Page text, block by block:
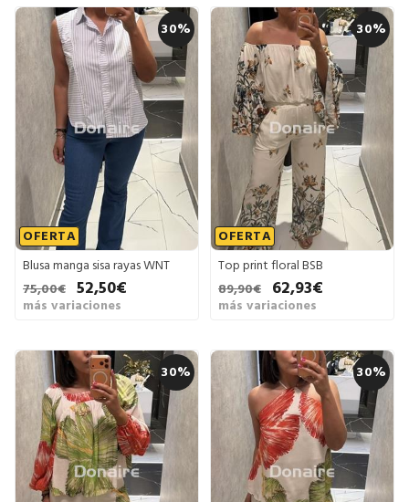
30%
OFERTA
Blusa manga sisa rayas WNT
75,00€ 52,50€
más variaciones
30%
OFERTA
Top print floral BSB
89,90€
62,93€
más variaciones
30% 30%